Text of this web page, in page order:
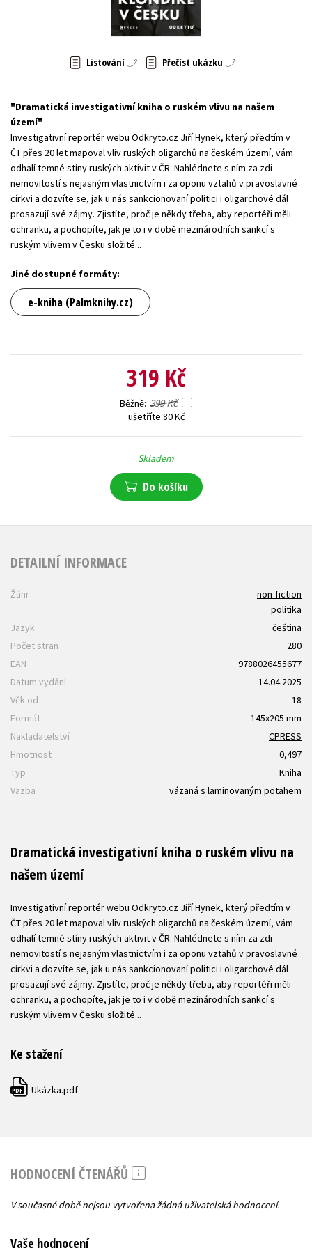
Zahraniční literatura
Listování Přečíst ukázku
Dramatická investigativní kniha o ruském vlivu na našem
území
Investigativní reportér webu Odkryto.cz Jiří Hynek, který předtím v
ČT přes 20 let mapoval vliv ruských oligarchů na českém území, vám
odhalí temné stíny ruských aktivit v ČR. Nahlédnete s ním za zdi
nemovitostí s nejasným vlastnictvím i za oponu vztahů v pravoslavné
církvi a dozvíte se, jak u nás sankcionovaní politici i oligarchové dál
prosazují své zájmy. Zjistíte, proč je někdy třeba, aby reportéři měli
ochranku, a pochopíte, jak je to i v době mezinárodních sankcí s
ruským vlivem v Česku složité...
Jiné dostupné formáty:
e-kniha (Palmknihy.cz)
319 Kč
Běžně 399 Kč
ušetříte 80 Kč
Skladem
Do košíku
DETAILNÍ INFORMACE
Žánr
non-fiction
politika
Jazyk
čeština
Počet stran
280
EAN
9788026455677
Datum vydání
14.04.2025
Věk od
18
Formát
145x205 mm
Nakladatelství
CPRESS
Hmotnost
0,497
Typ
Kniha
Vazba
vázaná s laminovaným potahem
Dramatická investigativní kniha o ruském vlivu na
našem území
Investigativní reportér webu Odkryto.cz Jiří Hynek, který předtím v
ČT přes 20 let mapoval vliv ruských oligarchů na českém území, vám
odhalí temné stíny ruských aktivit v ČR. Nahlédnete s ním za zdi
nemovitostí s nejasným vlastnictvím i za oponu vztahů v pravoslavné
církvi a dozvíte se, jak u nás sankcionovaní politici i oligarchové dál
prosazují své zájmy. Zjistíte, proč je někdy třeba, aby reportéři měli
ochranku, a pochopíte, jak je to i v době mezinárodních sankcí s
ruským vlivem v Česku složité...
Ke stažení
PDF Ukázka.pdf
HODNOCENÍ ČTENÁŘŮ
V současné době nejsou vytvořena žádná uživatelská hodnocení.
Vaše hodnocení